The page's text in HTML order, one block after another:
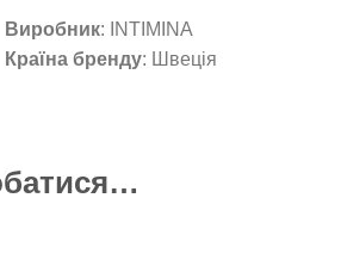
Виробник: INTIMINA
Країна бренду: Швеція